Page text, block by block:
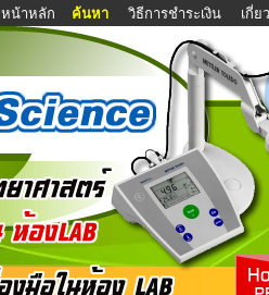
หน้าหลัก ค้นหา วิธีการชำระเงิน เกี่ย